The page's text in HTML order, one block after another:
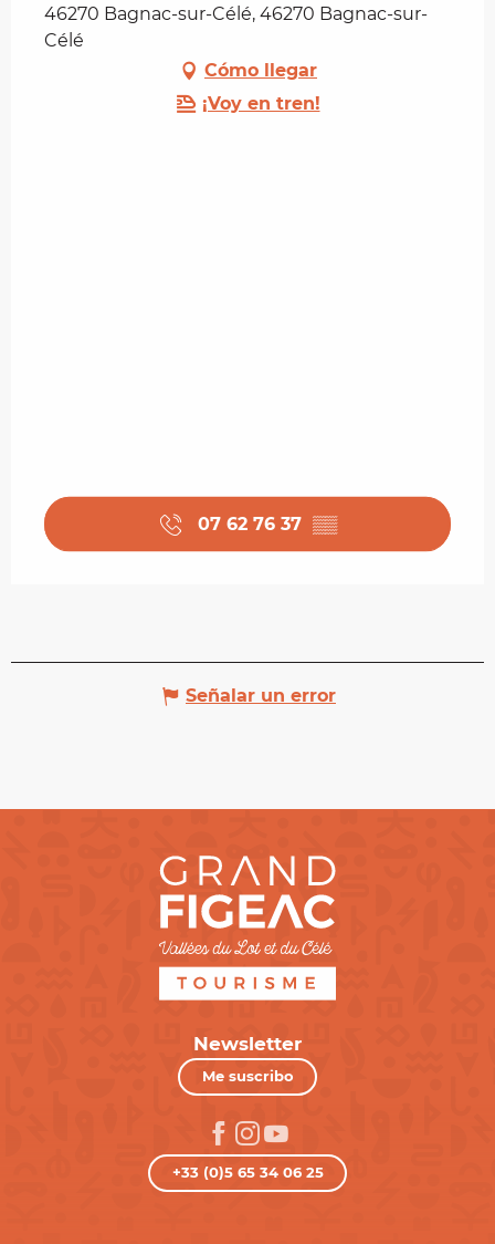
46270 Bagnac-sur-Célé, 46270 Bagnac-sur-
Célé
Cómo llegar
¡Voy en tren!
07 62 76 37 ▒▒
Señalar un error
Newsletter
Me suscribo
+33 (0)5 65 34 06 25